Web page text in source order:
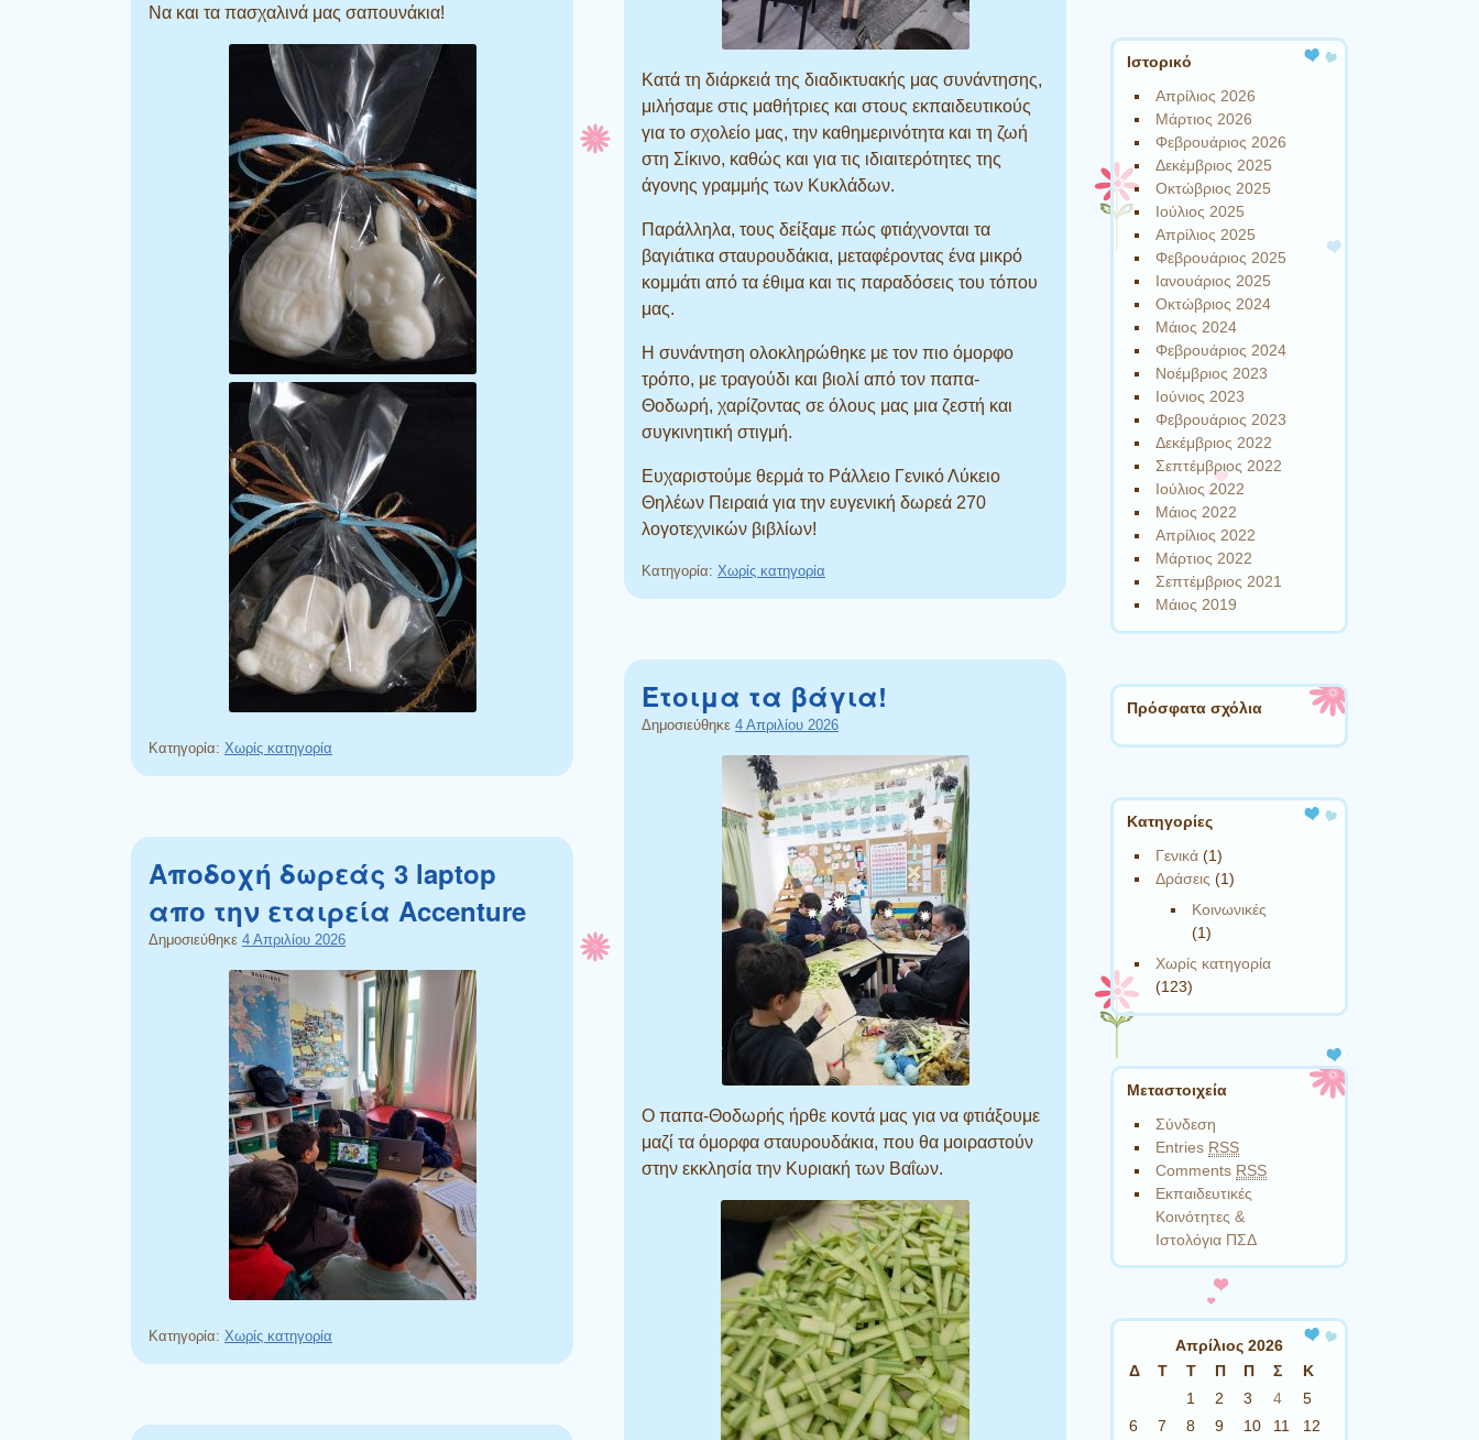
Να και τα πασχαλινά μας σαπουνάκια!
Κατηγορία: Χωρίς κατηγορία
Κατά τη διάρκειά της διαδικτυακής μας συνάντησης,
μιλήσαμε στις μαθήτριες και στους εκπαιδευτικούς
για το σχολείο μας, την καθημερινότητα και τη ζωή
στη Σίκινο, καθώς και για τις ιδιαιτερότητες της
άγονης γραμμής των Κυκλάδων.
Παράλληλα, τους δείξαμε πώς φτιάχνονται τα
βαγιάτικα σταυρουδάκια, μεταφέροντας ένα μικρό
κομμάτι από τα έθιμα και τις παραδόσεις του τόπου
μας.
Η συνάντηση ολοκληρώθηκε με τον πιο όμορφο
τρόπο, με τραγούδι και βιολί από τον παπα-
Θοδωρή, χαρίζοντας σε όλους μας μια ζεστή και
συγκινητική στιγμή.
Ευχαριστούμε θερμά το Ράλλειο Γενικό Λύκειο
Θηλέων Πειραιά για την ευγενική δωρεά 270
λογοτεχνικών βιβλίων!
Κατηγορία: Χωρίς κατηγορία
Έτοιμα τα βάγια!
Δημοσιεύθηκε 4 Απριλίου 2026
Ο παπα-Θοδωρής ήρθε κοντά μας για να φτιάξουμε
μαζί τα όμορφα σταυρουδάκια, που θα μοιραστούν
στην εκκλησία την Κυριακή των Βαΐων.
Αποδοχή δωρεάς 3 laptop
απο την εταιρεία Accenture
Δημοσιεύθηκε 4 Απριλίου 2026
Κατηγορία: Χωρίς κατηγορία
Ιστορικό
Απρίλιος 2026
Μάρτιος 2026
Φεβρουάριος 2026
Δεκέμβριος 2025
Οκτώβριος 2025
Ιούλιος 2025
Απρίλιος 2025
Φεβρουάριος 2025
Ιανουάριος 2025
Οκτώβριος 2024
Μάιος 2024
Φεβρουάριος 2024
Νοέμβριος 2023
Ιούνιος 2023
Φεβρουάριος 2023
Δεκέμβριος 2022
Σεπτέμβριος 2022
Ιούλιος 2022
Μάιος 2022
Απρίλιος 2022
Μάρτιος 2022
Σεπτέμβριος 2021
Μάιος 2019
Πρόσφατα σχόλια
Kατηγορίες
Γενικά (1)
Δράσεις (1)
Κοινωνικές
(1)
Χωρίς κατηγορία
(123)
Μεταστοιχεία
Σύνδεση
Entries RSS
Comments RSS
Εκπαιδευτικές
Κοινότητες &
Ιστολόγια ΠΣΔ
Απρίλιος 2026
Δ
Τ Τ Π Π Σ
Κ
1
2 3 4
5
6
7 8 9 10 11
12